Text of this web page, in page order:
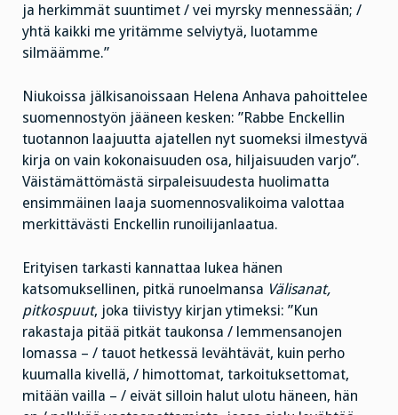
ja herkimmät suuntimet / vei myrsky mennessään; /
yhtä kaikki me yritämme selviytyä, luotamme
silmäämme.”
Niukoissa jälkisanoissaan Helena Anhava pahoittelee
suomennostyön jääneen kesken: ”Rabbe Enckellin
tuotannon laajuutta ajatellen nyt suomeksi ilmestyvä
kirja on vain kokonaisuuden osa, hiljaisuuden varjo”.
Väistämättömästä sirpaleisuudesta huolimatta
ensimmäinen laaja suomennosvalikoima valottaa
merkittävästi Enckellin runoilijanlaatua.
Erityisen tarkasti kannattaa lukea hänen
katsomuksellinen, pitkä runoelmansa Välisanat,
pitkospuut, joka tiivistyy kirjan ytimeksi: ”Kun
rakastaja pitää pitkät taukonsa / lemmensanojen
lomassa – / tauot hetkessä levähtävät, kuin perho
kuumalla kivellä, / himottomat, tarkoituksettomat,
mitään vailla – / eivät silloin halut ulotu häneen, hän